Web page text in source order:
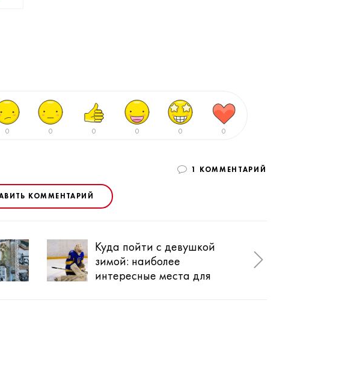
0 0 0 0 0 0
1 КОММЕНТАРИЙ
КОММЕНТАРИЙ
Куда пойти с девушкой
зимой: наиболее
интересные места для
2016 году: будут ли